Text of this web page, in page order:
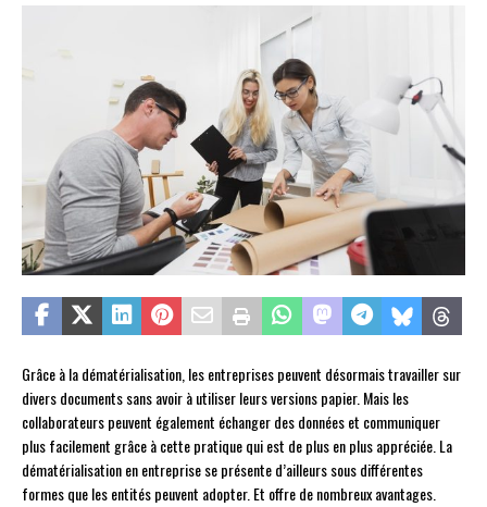
Grâce à la dématérialisation, les entreprises peuvent désormais travailler sur
divers documents sans avoir à utiliser leurs versions papier. Mais les
collaborateurs peuvent également échanger des données et communiquer
plus facilement grâce à cette pratique qui est de plus en plus appréciée. La
dématérialisation en entreprise se présente d’ailleurs sous différentes
formes que les entités peuvent adopter. Et offre de nombreux avantages.